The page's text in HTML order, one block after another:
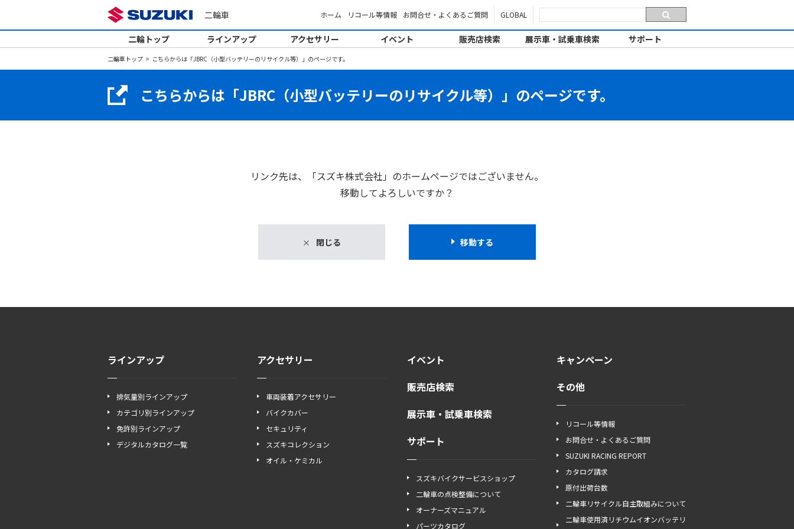
二輪車 ホーム リコール等情報 お問合せ・よくあるご質問 GLOBAL
二輪トップ ラインアップ アクセサリー イベント 販売店検索 展示車・試乗車検索 サポート
二輪車トップ こちらからは「JBRC（小型バッテリーのリサイクル等）」のページです。
こちらからは「JBRC（小型バッテリーのリサイクル等）」のページです。
リンク先は、「スズキ株式会社」のホームページではございません。
移動してよろしいですか？
閉じる 移動する
ラインアップ
排気量別ラインアップ
カテゴリ別ラインアップ
免許別ラインアップ
デジタルカタログ一覧
アクセサリー
車両装着アクセサリー
バイクカバー
セキュリティ
スズキコレクション
オイル・ケミカル
イベント
販売店検索
展示車・試乗車検索
サポート
スズキバイクサービスショップ
二輪車の点検整備について
オーナーズマニュアル
パーツカタログ
キャンペーン
その他
リコール等情報
お問合せ・よくあるご質問
SUZUKI RACING REPORT
カタログ請求
原付出荷台数
二輪車リサイクル自主取組みについて
二輪車使用済リチウムイオンバッテリ